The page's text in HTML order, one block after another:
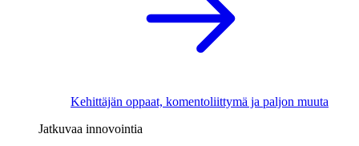
Kehittäjän oppaat, komentoliittymä ja paljon muuta
Jatkuvaa innovointia